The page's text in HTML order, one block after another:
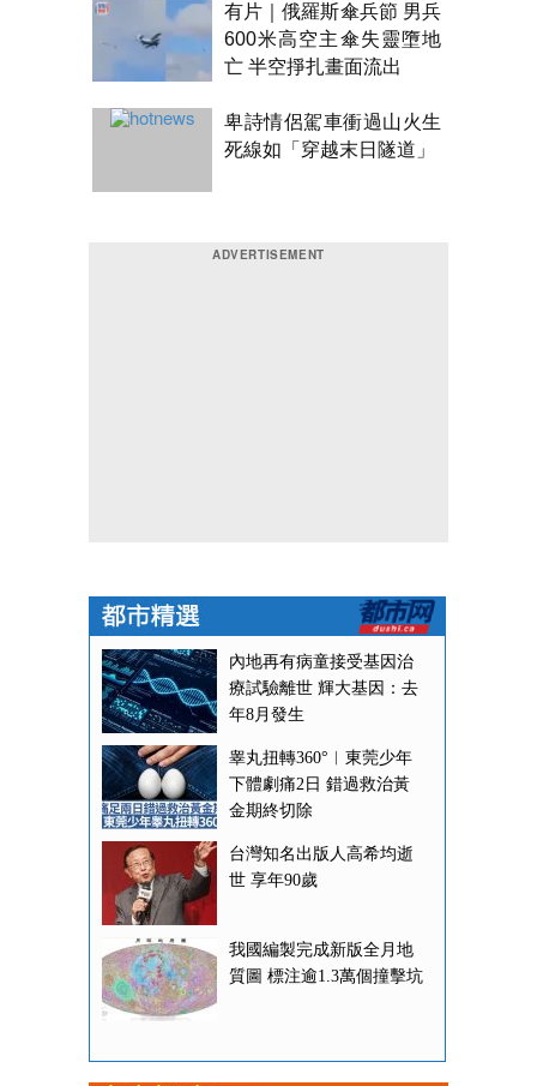
有片｜俄羅斯傘兵節 男兵
600米高空主傘失靈墮地
亡 半空掙扎畫面流出
卑詩情侶駕車衝過山火生
死線如「穿越末日隧道」